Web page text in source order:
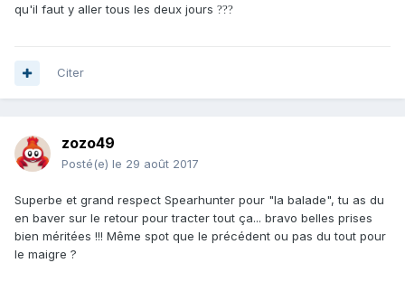
qu'il faut y aller tous les deux jours ???
Citer
zozo49
Posté(e) le 29 août 2017
Superbe et grand respect Spearhunter pour "la balade", tu as du
en baver sur le retour pour tracter tout ça... bravo belles prises
bien méritées !!! Même spot que le précédent ou pas du tout pour
le maigre ?